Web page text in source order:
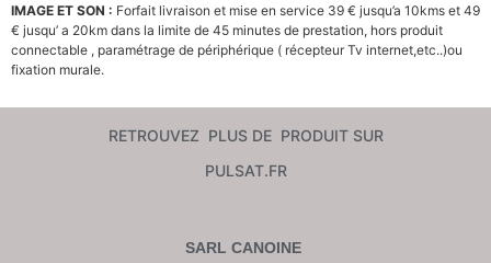
IMAGE ET SON : Forfait livraison et mise en service 39 € jusqu’a 10kms et 49
€ jusqu’ a 20km dans la limite de 45 minutes de prestation, hors produit
connectable , paramétrage de périphérique ( récepteur Tv internet,etc..)ou
fixation murale.
RETROUVEZ PLUS DE PRODUIT SUR
PULSAT.FR
SARL CANOINE